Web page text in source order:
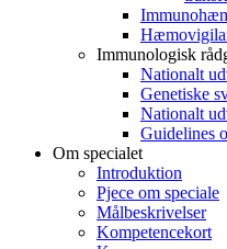
Immunologisk
Nationalt
Genetiske
Nationalt
Guidelines
Om specialet
Introduktion
Pjece om speciale
Målbeskrivelser
Kompetencekort